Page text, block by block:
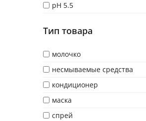
pH 5.5
Тип товара
молочко
несмываемые средства
кондиционер
маска
спрей